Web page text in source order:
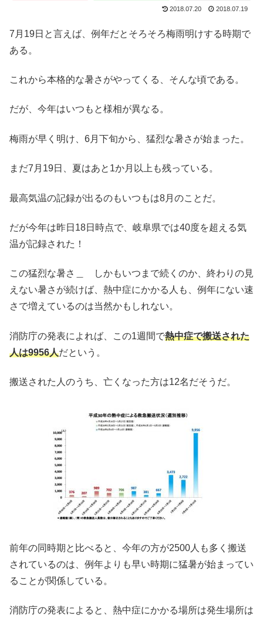
2018.07.20 2018.07.19
7月19日と言えば、例年だとそろそろ梅雨明けする時期で
ある。
これから本格的な暑さがやってくる、そんな頃である。
だが、今年はいつもと様相が異なる。
梅雨が早く明け、6月下旬から、猛烈な暑さが始まった。
まだ7月19日、夏はあと1か月以上も残っている。
最高気温の記録が出るのもいつもは8月のことだ。
だが今年は昨日18日時点で、岐阜県では40度を超える気
温が記録された！
この猛烈な暑さ＿ しかもいつまで続くのか、終わりの見
えない暑さが続けば、熱中症にかかる人も、例年にない速
さで増えているのは当然かもしれない。
消防庁の発表によれば、この1週間で熱中症で搬送された
人は9956人だという。
搬送された人のうち、亡くなった方は12名だそうだ。
前年の同時期と比べると、今年の方が2500人も多く搬送
されているのは、例年よりも早い時期に猛暑が始まってい
ることが関係している。
消防庁の発表によると、熱中症にかかる場所は発生場所は